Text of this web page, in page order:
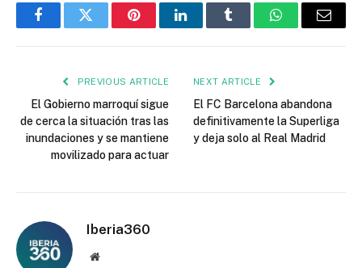
FacebookTwitter PinterestLinkedInTumblr WhatsAppEmail
PREVIOUS ARTICLE
El Gobierno marroquí sigue
de cerca la situación tras las
inundaciones y se mantiene
movilizado para actuar
NEXT ARTICLE
El FC Barcelona abandona
definitivamente la Superliga
y deja solo al Real Madrid
Iberia360
Website